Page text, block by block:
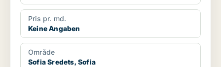
Pris pr. md.
Keine Angaben
Område
Sofia Sredets, Sofia